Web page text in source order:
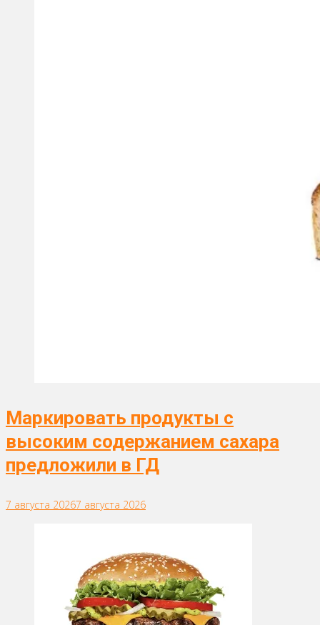
Маркировать продукты с
высоким содержанием сахара
предложили в ГД
7 августа 20267 августа 2026